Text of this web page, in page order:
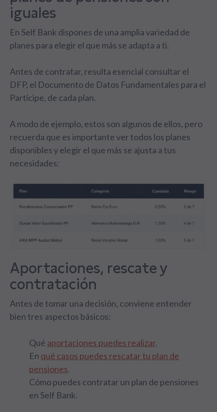
iguales
En Self Bank dispones de una amplia variedad de
planes para elegir el que más se adapta a ti.
Antes de contratar, resulta esencial consultar el
DFP, el Documento de Datos Fundamentales para el
Partícipe, de cada plan.
A modo de ejemplo, estos son algunos de ellos, pero
recuerda que es importante ver todos los planes
disponibles y elegir el que más se ajusta a tus
necesidades:
Aportaciones, rescate y
contratación
Antes de tomar una decisión, conviene entender
bien tres aspectos básicos:
Qué aportaciones puedes realizar.
En qué casos puedes rescatar tu plan de
pensiones.
Cómo puedes contratar un plan de pensiones
en Self Bank.